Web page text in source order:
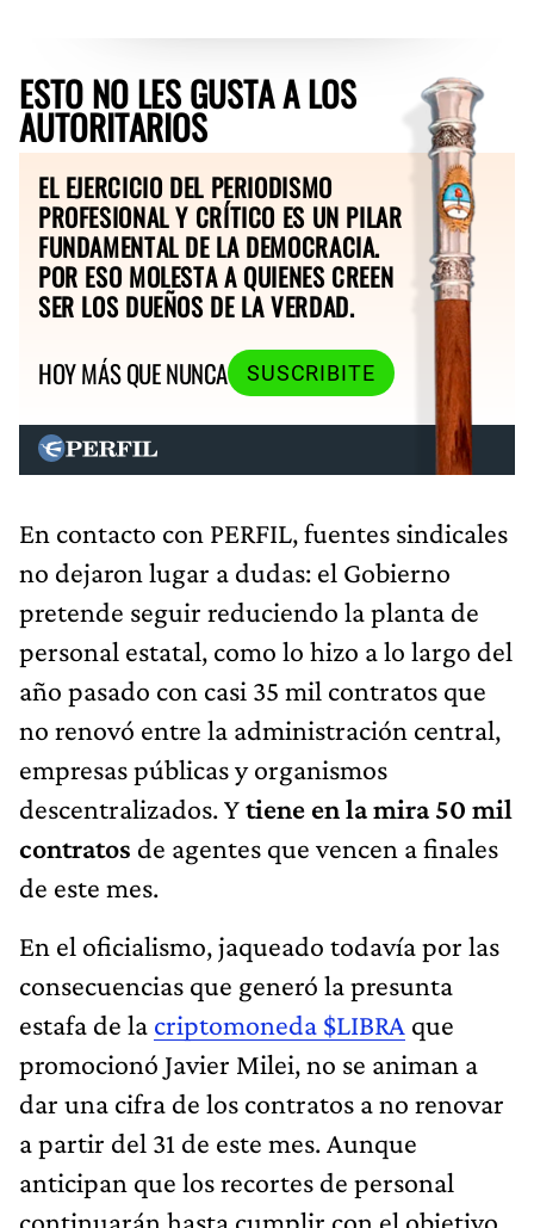
ESTO NO LES GUSTA A LOS
AUTORITARIOS
EL EJERCICIO DEL PERIODISMO
PROFESIONAL Y CRÍTICO ES UN PILAR
FUNDAMENTAL DE LA DEMOCRACIA.
POR ESO MOLESTA A QUIENES CREEN
SER LOS DUEÑOS DE LA VERDAD.
HOY MÁS QUE NUNCA
SUSCRIBITE
En contacto con PERFIL, fuentes sindicales
no dejaron lugar a dudas: el Gobierno
pretende seguir reduciendo la planta de
personal estatal, como lo hizo a lo largo del
año pasado con casi 35 mil contratos que
no renovó entre la administración central,
empresas públicas y organismos
descentralizados. Ytiene en la mira 50 mil
contratos de agentes que vencen a finales
de este mes.
En el oficialismo, jaqueado todavía por las
consecuencias que generó la presunta
estafa de la criptomoneda $LIBRA que
promocionó Javier Milei, no se animan a
dar una cifra de los contratos a no renovar
a partir del 31 de este mes. Aunque
anticipan que los recortes de personal
continuarán hasta cumplir con el objetivo